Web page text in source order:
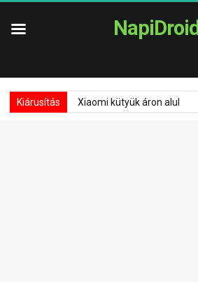
NapiDroid
Kiárusítás Xiaomi kütyük áron alul